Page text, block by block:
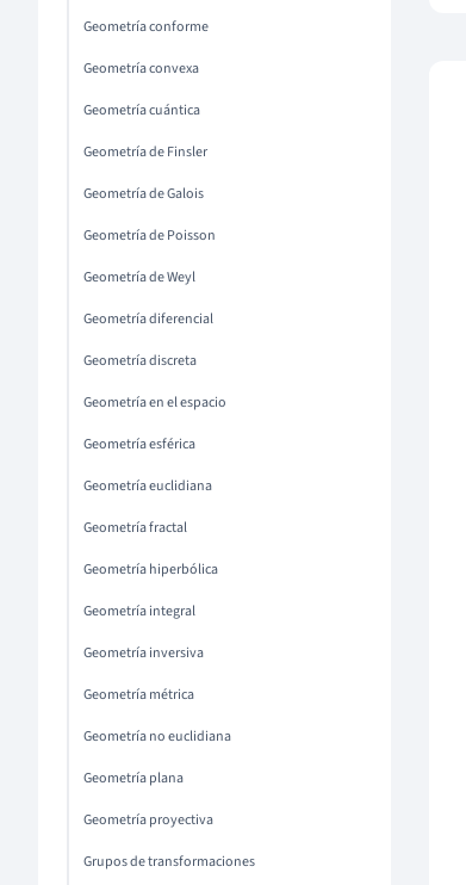
Geometría conforme
Geometría convexa
Geometría cuántica
Geometría de Finsler
Geometría de Galois
Geometría de Poisson
Geometría de Weyl
Geometría diferencial
Geometría discreta
Geometría en el espacio
Geometría esférica
Geometría euclidiana
Geometría fractal
Geometría hiperbólica
Geometría integral
Geometría inversiva
Geometría métrica
Geometría no euclidiana
Geometría plana
Geometría proyectiva
Grupos de transformaciones